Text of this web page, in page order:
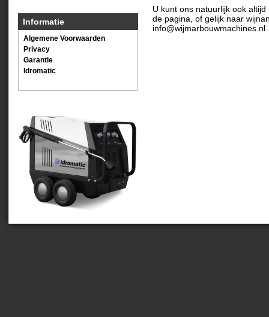
Informatie
Algemene Voorwaarden
Privacy
Garantie
Idromatic
U kunt ons natuurlijk ook
de pagina, of gelijk naar